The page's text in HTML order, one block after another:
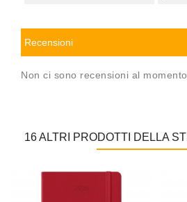
Recensioni
Non ci sono recensioni al momento.
16 ALTRI PRODOTTI DELLA